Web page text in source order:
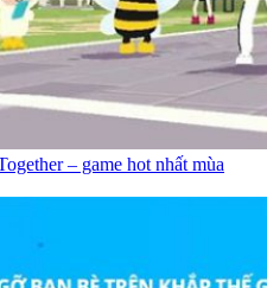
– game hot nhất mùa